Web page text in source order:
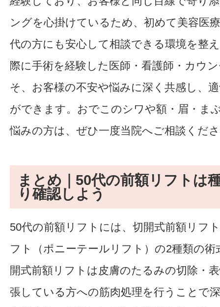
ングを心掛けているため、初めて美容医
代の方にも安心して相談できる環境を整
際に手術を経験した医師・看護師・カウ
そ、お客様の不安や悩みに深く共感し、
ができます。おでこのシワや額・眉・ま
悩みの方は、ぜひ一度当院へご相談くだ
まとめ｜50代の前額リフトは
り確認しよう
50代の前額リフトには、切開式前額リフ
フト（ポニーテールリフト）の2種類の
開式前額リフトは皮膚のたるみの切除・
張している方への筋肉処理を行うことで